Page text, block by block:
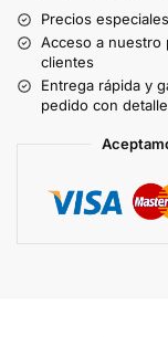
Precios
Acceso a nuestro
clientes
Entrega rápida y
pedido con